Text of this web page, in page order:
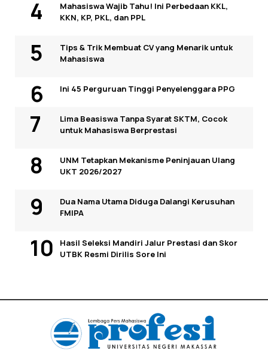
Mahasiswa Wajib Tahu! Ini Perbedaan KKL,
KKN, KP, PKL, dan PPL
Tips & Trik Membuat CV yang Menarik untuk
Mahasiswa
Ini 45 Perguruan Tinggi Penyelenggara PPG
Lima Beasiswa Tanpa Syarat SKTM, Cocok
untuk Mahasiswa Berprestasi
UNM Tetapkan Mekanisme Peninjauan Ulang
UKT 2026/2027
Dua Nama Utama Diduga Dalangi Kerusuhan
FMIPA
Hasil Seleksi Mandiri Jalur Prestasi dan Skor
UTBK Resmi Dirilis Sore Ini